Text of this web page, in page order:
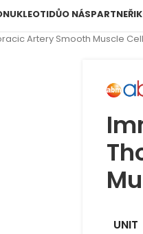
O NÁSPARTNEŘI
Artery Smooth Muscle
UNIT